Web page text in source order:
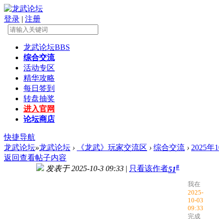
登录 | 注册
龙武论坛BBS
综合交流
活动专区
精华攻略
每日签到
转盘抽奖
进入官网
论坛商店
快捷导航
龙武论坛»龙武论坛 › 《龙武》玩家交流区 › 综合交流 › 2025年
返回查看帖子内容
发表于 2025-10-3 09:33 | 只看该作者51#
我在
2025-
10-03
09:33
完成